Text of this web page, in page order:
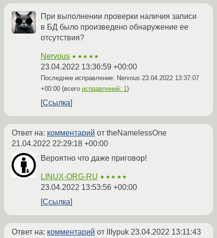
При выполнении проверки наличия записи
в БД было произведено обнаружение ее
отсутствия?
Nervous ★★★★★
23.04.2022 13:36:59 +00:00
Последнее исправление: Nervous 23.04.2022 13:37:07
+00:00 (всего исправлений: 1)
Ссылка
Ответ на: комментарий от theNamelessOne
21.04.2022 22:29:18 +00:00
Вероятно что даже приговор!
LINUX-ORG-RU ★★★★★
23.04.2022 13:53:56 +00:00
Ссылка
Ответ на: комментарий от IIIypuk 23.04.2022 13:11:43